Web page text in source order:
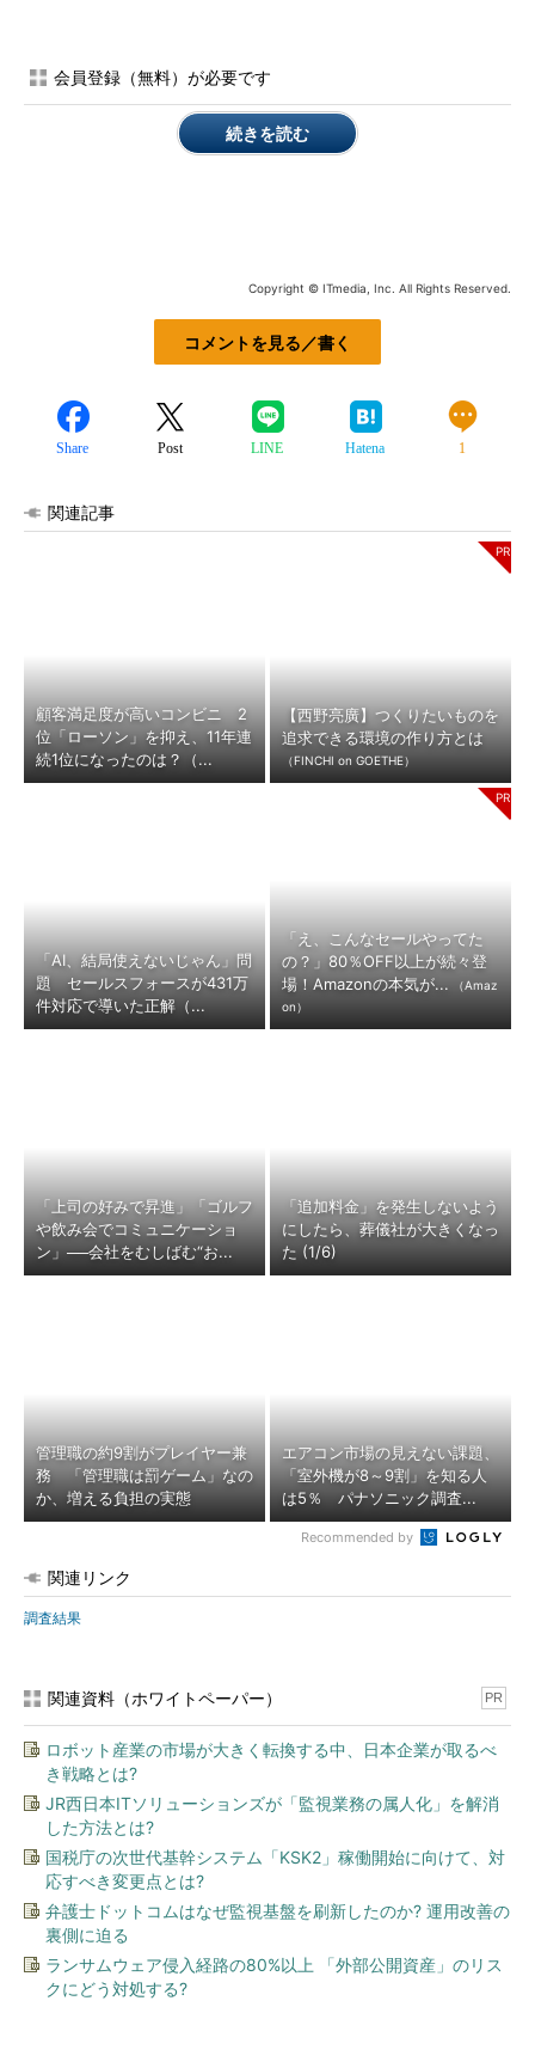
会員登録（無料）が必要です
続きを読む
Copyright © ITmedia, Inc. All Rights Reserved.
コメントを見る／書く
Share Post LINE Hatena 1
関連記事
顧客満足度が高いコンビニ 2
位「ローソン」を抑え、11年連
続1位になったのは？（...
【西野亮廣】つくりたいものを
追求できる環境の作り方とは
（FINCHI on GOETHE）
「AI、結局使えないじゃん」問
題 セールスフォースが431万
件対応で導いた正解（...
「え、こんなセールやってた
の？」80％OFF以上が続々登
場！Amazonの本気が...
（Amaz
on）
「上司の好みで昇進」「ゴルフ
や飲み会でコミュニケーショ
ン」──会社をむしばむ“お...
「追加料金」を発生しないよう
にしたら、葬儀社が大きくなっ
た (1/6)
管理職の約9割がプレイヤー兼
務 「管理職は罰ゲーム」なの
か、増える負担の実態
エアコン市場の見えない課題、
「室外機が8～9割」を知る人
は5％ パナソニック調査...
Recommended by
関連リンク
調査結果
関連資料（ホワイトペーパー） PR
ロボット産業の市場が大きく転換する中、日本企業が取るべ
き戦略とは?
JR西日本ITソリューションズが「監視業務の属人化」を解消
した方法とは?
国税庁の次世代基幹システム「KSK2」稼働開始に向けて、対
応すべき変更点とは?
弁護士ドットコムはなぜ監視基盤を刷新したのか? 運用改善の
裏側に迫る
ランサムウェア侵入経路の80%以上 「外部公開資産」のリス
クにどう対処する?